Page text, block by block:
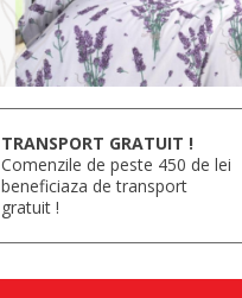
TRANSPORT GRATUIT !
Comenzile de peste 450 de lei
beneficiaza de transport
gratuit !